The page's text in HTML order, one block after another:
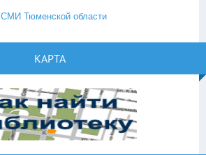
СМИ Тюменской области
КАРТА